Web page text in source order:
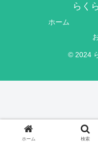
らく
ホーム
© 2024
ホーム 検索